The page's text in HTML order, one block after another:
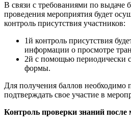
В связи с требованиями по
проведения мероприятия будет
контроль присутствия участников:
1й контроль присутствия
информации о просмотре
2й с помощью периодически
формы.
Для получения баллов необходимо
подтверждать свое участие в
Контроль проверки знаний после